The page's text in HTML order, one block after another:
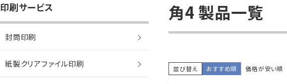
封筒をサイズ 封筒を紙・特徴
長3封筒
A4横3つ折
120×235
長3窓封筒
A4横3つ折
120×235 90×205
封筒印刷サービス 紙製クリアファ
印刷サービス
封筒印刷
紙製クリアファイル印刷
角4 製品一覧
並び替え おすすめ順 価格が安い順